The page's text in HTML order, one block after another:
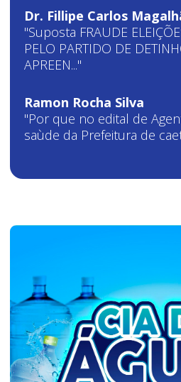
Dr. Fillipe Carlos
"Suposta FRAUDE
PELO PARTIDO DE
APREEN..."
Ramon Rocha Silva
"Por que no edital de
saùde da Prefeitura de